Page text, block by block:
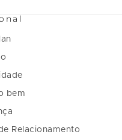
bem
Relacionamento